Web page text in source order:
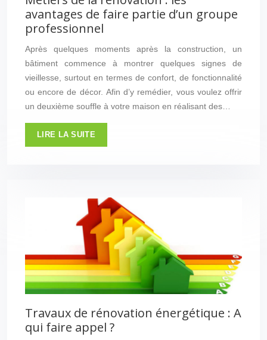
avantages de faire partie d’un groupe
professionnel
Après quelques moments après la construction, un
bâtiment commence à montrer quelques signes de
vieillesse, surtout en termes de confort, de fonctionnalité
ou encore de décor. Afin d’y remédier, vous voulez offrir
un deuxième souffle à votre maison en réalisant des…
LIRE LA SUITE
Travaux de rénovation énergétique : A
qui faire appel ?